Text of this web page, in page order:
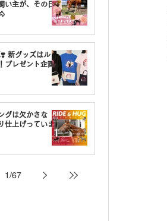
い主が、その日
新グッズはルミ
プレゼント企画
グは欠かさな
仕上げっていま
1/67